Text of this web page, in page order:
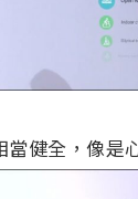
健全，像是